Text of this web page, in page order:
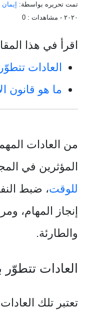
تمت تحريره بواسطة:
٢٠٢٠ - مشاهدات : 0
اقرأ في هذا
العادات تتطوّر
ما هو قانون
من العادات
المؤثرين في
للوقت، ضبط
إنجاز المهام،
والطارئة.
العادات تتطوّر
تعتبر تلك